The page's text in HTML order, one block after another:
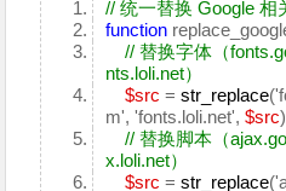
// 统一替换 Google 相
function
// 替换字体（
nts.loli.net）
$src =str_replace
m', 'fonts.loli.net',$src
// 替换脚本（
x.loli.net）
$src =str_replace